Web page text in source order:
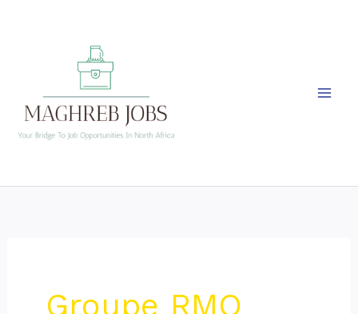
Groupe RMO